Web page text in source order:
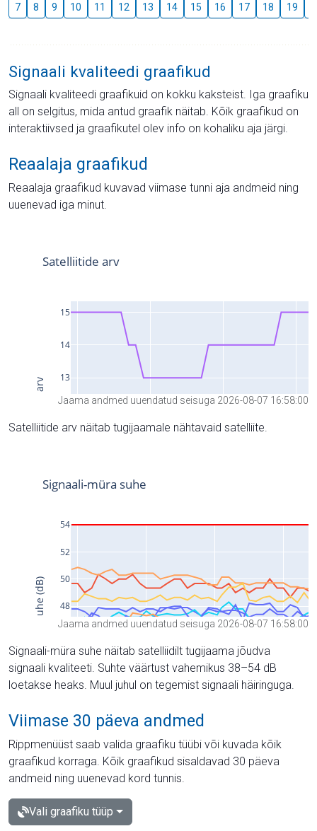
7 8 9 10 11 12 13 14 15 16 17 18 19
Signaali kvaliteedi graafikud
Signaali kvaliteedi graafikuid on kokku kaksteist. Iga graafiku
all on selgitus, mida antud graafik näitab. Kõik graafikud on
interaktiivsed ja graafikutel olev info on kohaliku aja järgi.
Reaalaja graafikud
Reaalaja graafikud kuvavad viimase tunni aja andmeid ning
uuenevad iga minut.
Jaama andmed uuendatud seisuga 2026-08-07 16:58:00
Satelliitide arv näitab tugijaamale nähtavaid satelliite.
Jaama andmed uuendatud seisuga 2026-08-07 16:58:00
Signaali-müra suhe näitab satelliidilt tugijaama jõudva
signaali kvaliteeti. Suhte väärtust vahemikus 38–54 dB
loetakse heaks. Muul juhul on tegemist signaali häiringuga.
Viimase 30 päeva andmed
Rippmenüüst saab valida graafiku tüübi või kuvada kõik
graafikud korraga. Kõik graafikud sisaldavad 30 päeva
andmeid ning uuenevad kord tunnis.
Vali graafiku tüüp